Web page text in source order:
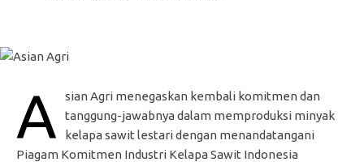
A
sian Agri menegaskan kembali komitmen dan
tanggung-jawabnya dalam memproduksi minyak
kelapa sawit lestari dengan menandatangani
Piagam Komitmen Industri Kelapa Sawit Indonesia